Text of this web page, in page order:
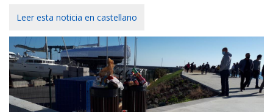
Leer esta noticia en castellano